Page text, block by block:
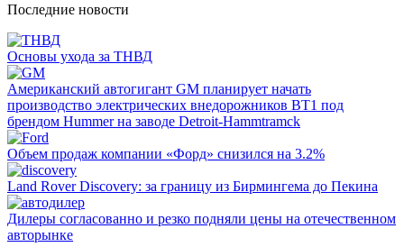
Последние новости
Основы ухода за ТНВД
Американский автогигант GM планирует начать
производство электрических внедорожников BT1 под
брендом Hummer на заводе Detroit-Hammtramck
Объем продаж компании «Форд» снизился на 3.2%
Land Rover Dіscovery: за границу из Бирмингема до Пекина
Дилеры согласованно и резко подняли цены на отечественном
авторынке